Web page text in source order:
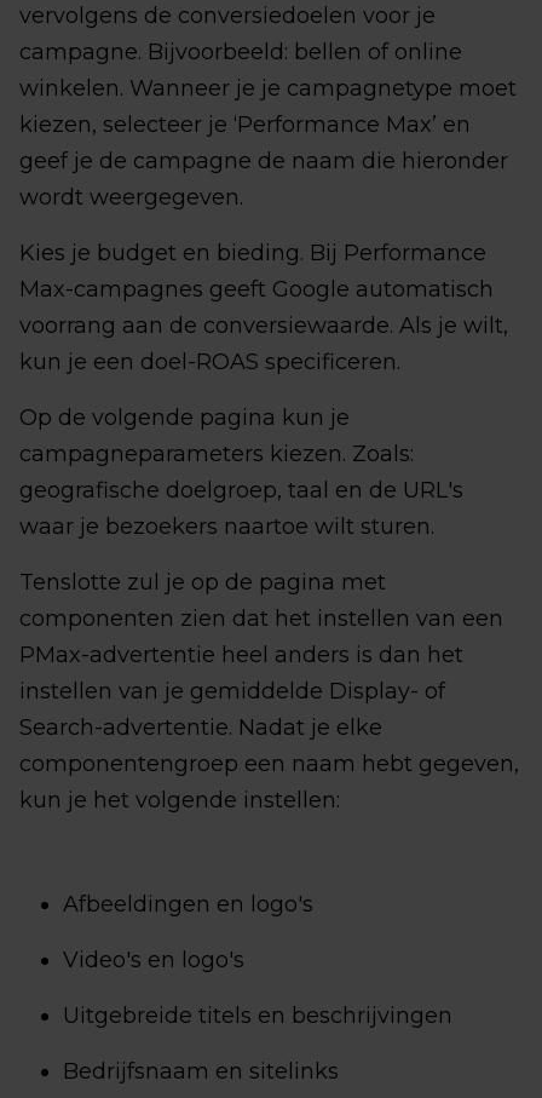
vervolgens de conversiedoelen voor je
campagne. Bijvoorbeeld: bellen of online
winkelen. Wanneer je je campagnetype moet
kiezen, selecteer je ‘Performance Max’ en
geef je de campagne de naam die hieronder
wordt weergegeven.
Kies je budget en bieding. Bij Performance
Max-campagnes geeft Google automatisch
voorrang aan de conversiewaarde. Als je wilt,
kun je een doel-ROAS specificeren.
Op de volgende pagina kun je
campagneparameters kiezen. Zoals:
geografische doelgroep, taal en de URL's
waar je bezoekers naartoe wilt sturen.
Tenslotte zul je op de pagina met
componenten zien dat het instellen van een
PMax-advertentie heel anders is dan het
instellen van je gemiddelde Display- of
Search-advertentie. Nadat je elke
componentengroep een naam hebt gegeven,
kun je het volgende instellen:
Afbeeldingen en logo's
Video's en logo's
Uitgebreide titels en beschrijvingen
Bedrijfsnaam en sitelinks